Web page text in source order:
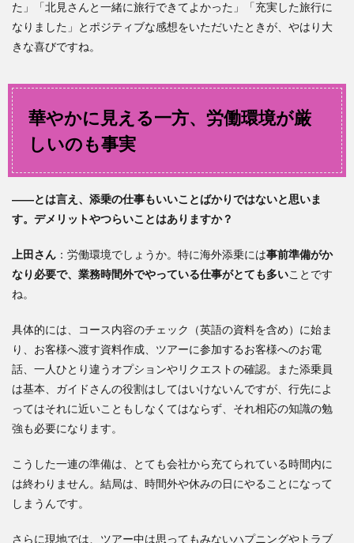
た」「北見さんと一緒に旅行できてよかった」「充実した旅行に
なりました」とポジティブな感想をいただいたときが、やはり大
きな喜びですね。
華やかに見える一方、労働環境が厳
しいのも事実
――とは言え、添乗の仕事もいいことばかりではないと思いま
す。デメリットやつらいことはありますか？
上田さん ：労働環境でしょうか。特に海外添乗には事前準備がか
なり必要で、業務時間外でやっている仕事がとても多いことです
ね。
具体的には、コース内容のチェック（英語の資料を含め）に始ま
り、お客様へ渡す資料作成、ツアーに参加するお客様へのお電
話、一人ひとり違うオプションやリクエストの確認。また添乗員
は基本、ガイドさんの役割はしてはいけないんですが、行先によ
ってはそれに近いこともしなくてはならず、それ相応の知識の勉
強も必要になります。
こうした一連の準備は、とても会社から充てられている時間内に
は終わりません。結局は、時間外や休みの日にやることになって
しまうんです。
さらに現地では、ツアー中は思ってもみないハプニングやトラブ